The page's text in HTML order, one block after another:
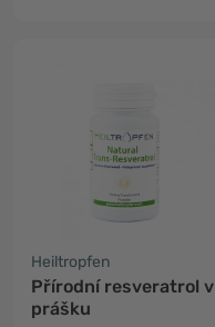
Heiltropfen
Přírodní resveratrol v
prášku